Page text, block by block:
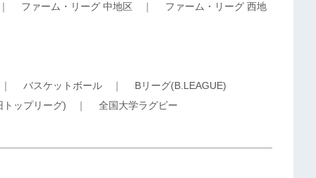
ファーム・リーグ 中地区 ｜ ファーム・リーグ 西地
バスケットボール ｜ Bリーグ(B.LEAGUE)
トップリーグ) ｜ 全国大学ラグビー